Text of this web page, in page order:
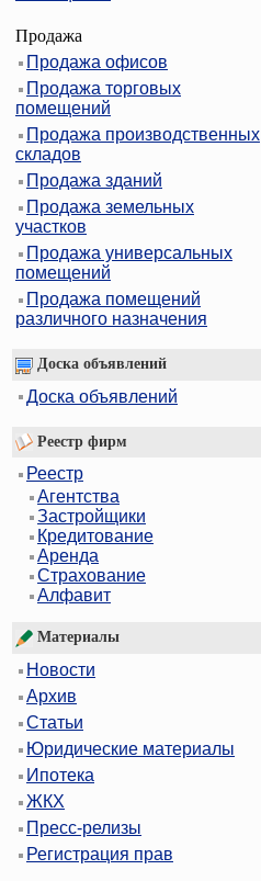
Продажа
Продажа офисов
Продажа торговых
помещений
Продажа производственных
складов
Продажа зданий
Продажа земельных
участков
Продажа универсальных
помещений
Продажа помещений
различного назначения
Доска объявлений
Доска объявлений
Реестр фирм
Реестр
Агентства
Застройщики
Кредитование
Аренда
Страхование
Алфавит
Материалы
Новости
Архив
Статьи
Юридические материалы
Ипотека
ЖКХ
Пресс-релизы
Регистрация прав